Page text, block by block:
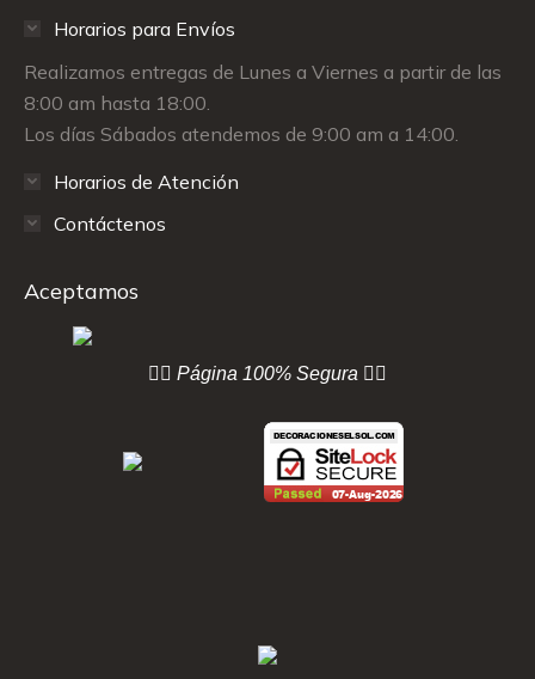
Horarios para Envíos
Realizamos entregas de Lunes a Viernes a partir de las
8:00 am hasta 18:00.
Los días Sábados atendemos de 9:00 am a 14:00.
Horarios de Atención
Contáctenos
Aceptamos
👇🏻 Página 100% Segura 👇🏻